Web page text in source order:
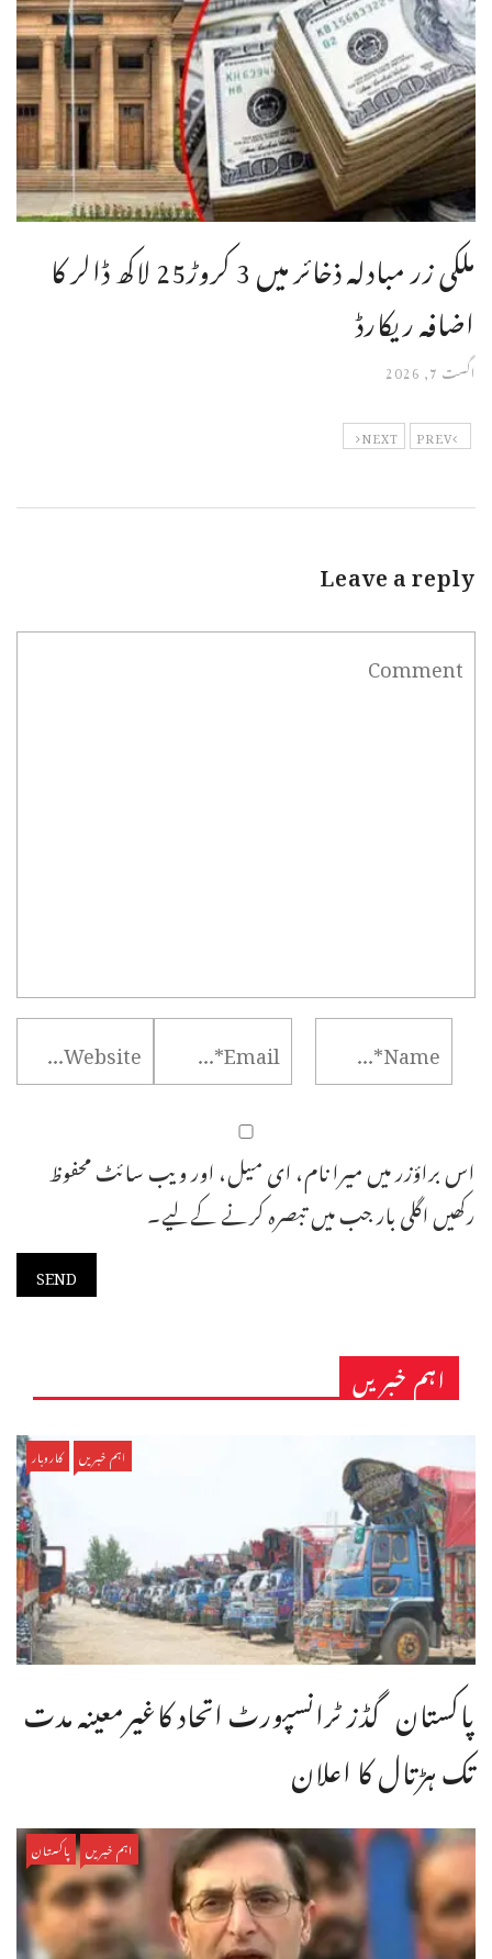
ملکی زر مبادلہ ذخائر میں 3 کروڑ25 لاکھ ڈالر کا
اضافہ ریکارڈ
اگست 7, 2026
PREV
NEXT
Leave a reply
اس براؤزر میں میرا نام، ای میل، اور ویب سائٹ محفوظ
رکھیں اگلی بار جب میں تبصرہ کرنے کےلیے۔
اہم خبریں
اہم خبریں کاروبار
پاکستان گڈز ٹرانسپورٹ اتحاد کاغیرمعینہ مدت
تک ہڑتال کا اعلان
اہم خبریں پاکستان